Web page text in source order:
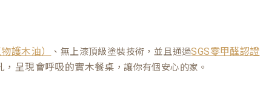
護木油） 、無上漆頂級塗裝技術，並且通過SGS零甲醛認證
，呈現會呼吸的實木餐桌 ，讓你有個安心的家。